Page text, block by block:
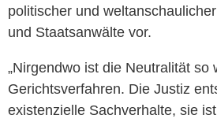
politischer und
und Staatsanwälte vor.
„Nirgendwo ist die Neutralität so
Gerichtsverfahren. Die Justiz
existenzielle Sachverhalte, sie